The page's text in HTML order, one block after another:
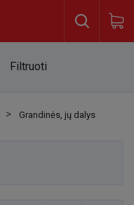
Filtruoti
Grandinės, jų dalys